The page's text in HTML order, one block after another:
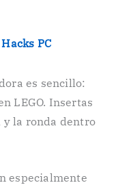
Hacks PC
es sencillo:
LEGO. Insertas
y la ronda dentro
especialmente